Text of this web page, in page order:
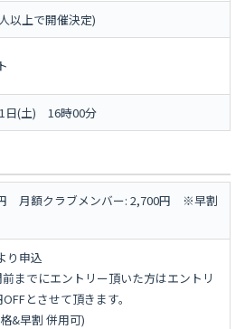
以上で開催決定)
日(土) 16時00分
月額クラブメンバー: 2,700円 ※早割
り申込
までにエントリー頂いた方はエントリ
とさせて頂きます。
&早割 併用可)